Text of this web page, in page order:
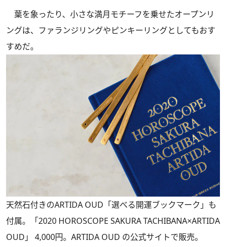
葉を象ったり、小さな満月モチーフを乗せたオープンリ
ングは、ファランジリングやピンキーリングとしてもおす
すめだ。
天然石付きのARTIDA OUD「選べる開運ブックマーク」も
付属。「2020 HOROSCOPE SAKURA TACHIBANA×ARTIDA
OUD」 4,000円。ARTIDA OUD の公式サイトで販売。